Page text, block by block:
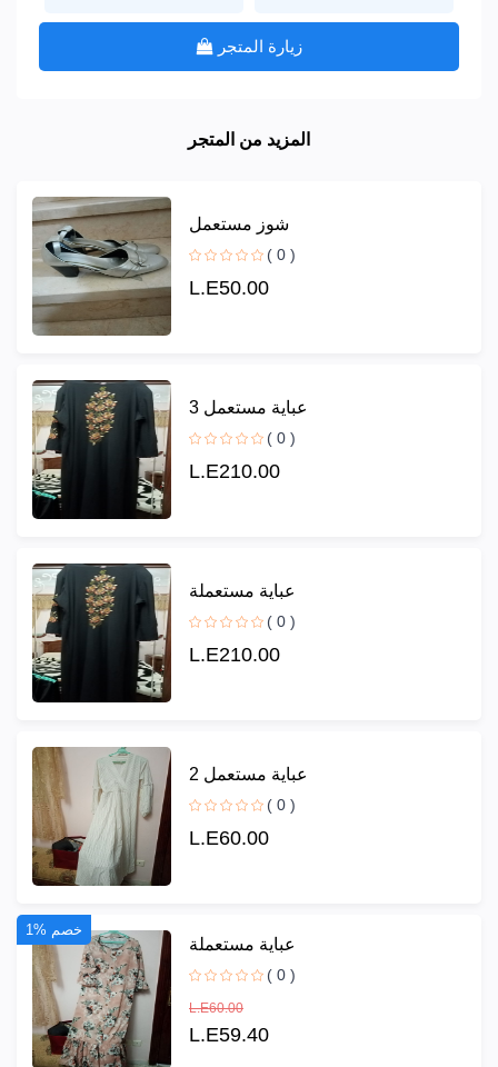
زيارة المتجر
المزيد من المتجر
شوز مستعمل
( 0 )
L.E50.00
عباية مستعمل 3
( 0 )
L.E210.00
عباية مستعملة
( 0 )
L.E210.00
عباية مستعمل 2
( 0 )
L.E60.00
1% خصم
عباية مستعملة
( 0 )
L.E60.00
L.E59.40